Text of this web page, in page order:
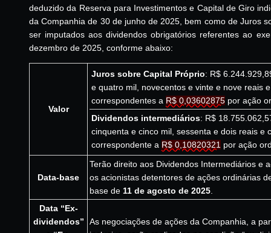
deduzido da Reserva para Investimentos e Capital de Giro
da Companhia de 30 de junho de 2025, bem como de Juros
ser imputados aos dividendos obrigatórios referentes ao
dezembro de 2025, conforme abaixo:
Valor
Juros sobre Capital Próprio: R$
e quatro mil, novecentos e vinte e nove reais
correspondentes a R$ 0,03602875 por ação
Dividendos intermediários: R$
cinquenta e cinco mil, sessenta e dois reais e
correspondente a R$ 0,10820321 por ação
Data-base
Terão direito aos Dividendos Intermediários e
os acionistas detentores de ações ordinárias
base de 11 de agosto de 2025
Data “Ex-
dividendos”
As negociações de ações da Companhia, a